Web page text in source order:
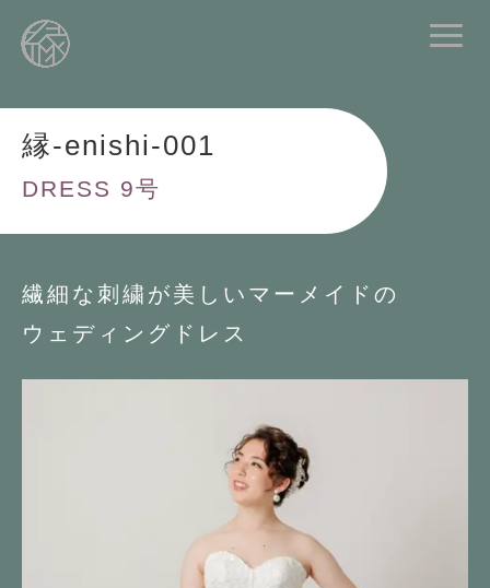
縁-enishi-001
DRESS 9号
繊細な刺繍が美しいマーメイドの
ウェディングドレス